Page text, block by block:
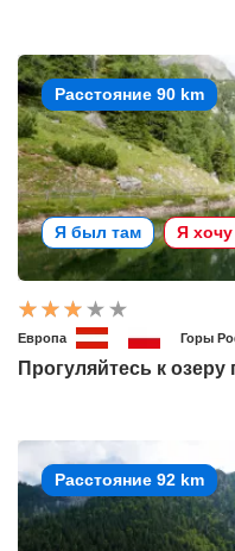
Расстояние 90 km
Я был там Я
Европа Горы
Прогуляйтесь к
Расстояние 92 km